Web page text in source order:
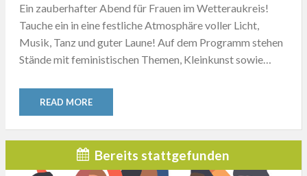
Ein zauberhafter Abend für Frauen im Wetteraukreis!
Tauche ein in eine festliche Atmosphäre voller Licht,
Musik, Tanz und guter Laune! Auf dem Programm stehen
Stände mit feministischen Themen, Kleinkunst sowie…
READ MORE
Bereits stattgefunden